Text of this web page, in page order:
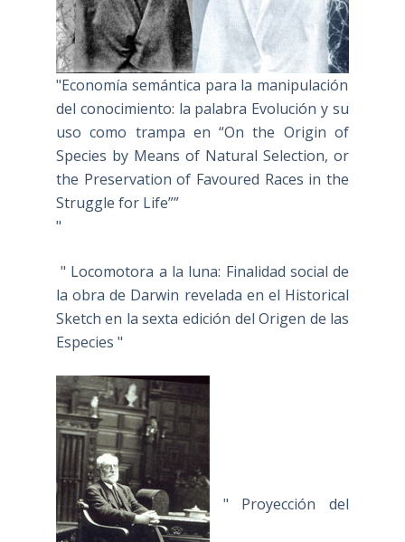
"Economía semántica para la manipulación
del conocimiento: la palabra Evolución y su
uso como trampa en “On the Origin of
Species by Means of Natural Selection, or
the Preservation of Favoured Races in the
Struggle for Life””
"
" Locomotora a la luna: Finalidad social de
la obra de Darwin revelada en el Historical
Sketch en la sexta edición del Origen de las
Especies "
" Proyección del